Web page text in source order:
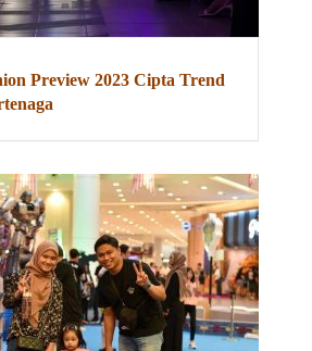
Preview 2023 Cipta Trend